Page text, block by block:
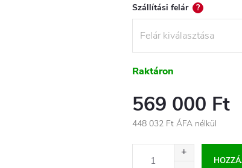
Szállítási felár ?
Raktáron
569 000 Ft
448 032 Ft ÁFA nélkül